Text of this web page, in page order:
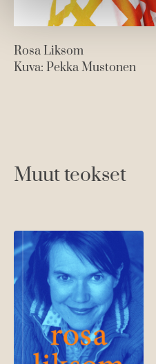
Rosa Liksom
Kuva: Pekka Mustonen
Muut teokset